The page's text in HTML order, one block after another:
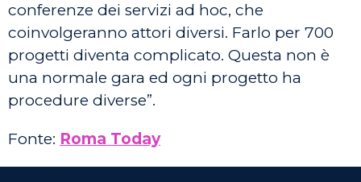
conferenze dei servizi ad hoc, che
coinvolgeranno attori diversi. Farlo per 700
progetti diventa complicato. Questa non è
una normale gara ed ogni progetto ha
procedure diverse”.
Fonte: Roma Today